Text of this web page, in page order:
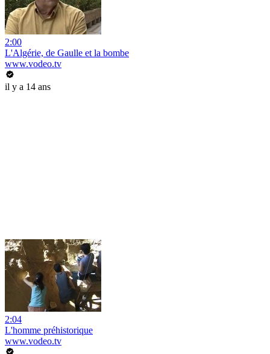
2:00
L'Algérie, de Gaulle et la bombe
www.vodeo.tv
il y a 14 ans
2:04
L'homme préhistorique
www.vodeo.tv